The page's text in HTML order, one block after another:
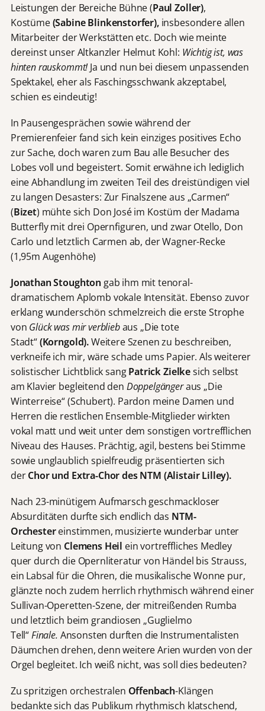
Leistungen der Bereiche Bühne (Paul Zoller),
Kostüme(Sabine Blinkenstorfer), insbesondere allen
Mitarbeiter der Werkstätten etc. Doch wie meinte
dereinst unser Altkanzler Helmut Kohl: Wichtig ist, was
hinten rauskommt!Ja und nun bei diesem unpassenden
Spektakel, eher als Faschingsschwank akzeptabel,
schien es eindeutig!
In Pausengesprächen sowie während der
Premierenfeier fand sich kein einziges positives Echo
zur Sache, doch waren zum Bau alle Besucher des
Lobes voll und begeistert. Somit erwähne ich lediglich
eine Abhandlung im zweiten Teil des dreistündigen viel
zu langen Desasters: Zur Finalszene aus „Carmen“
(Bizet) mühte sich Don José im Kostüm der Madama
Butterfly mit drei Opernfiguren, und zwar Otello, Don
Carlo und letztlich Carmen ab, der Wagner-Recke
(1,95m Augenhöhe)
Jonathan Stoughton gab ihm mit tenoral-
dramatischem Aplomb vokale Intensität. Ebenso zuvor
erklang wunderschön schmelzreich die erste Strophe
von Glück was mir verbliebaus „Die tote
Stadt“(Korngold).Weitere Szenen zu beschreiben,
verkneife ich mir, wäre schade ums Papier. Als weiterer
solistischer Lichtblick sangPatrick Zielkesich selbst
am Klavier begleitend den Doppelgängeraus „Die
Winterreise“ (Schubert). Pardon meine Damen und
Herren die restlichen Ensemble-Mitglieder wirkten
vokal matt und weit unter dem sonstigen vortrefflichen
Niveau des Hauses. Prächtig, agil, bestens bei Stimme
sowie unglaublich spielfreudig präsentierten sich
derChor und Extra-Chor des NTM (Alistair Lilley).
Nach 23-minütigem Aufmarsch geschmackloser
Absurditäten durfte sich endlich das NTM-
Orchestereinstimmen, musizierte wunderbar unter
Leitung von Clemens Heil ein vortreffliches Medley
quer durch die Opernliteratur von Händel bis Strauss,
ein Labsal für die Ohren, die musikalische Wonne pur,
glänzte noch zudem herrlich rhythmisch während einer
Sullivan-Operetten-Szene, der mitreißenden Rumba
und letztlich beim grandiosen „Guglielmo
Tell“Finale. Ansonsten durften die Instrumentalisten
Däumchen drehen, denn weitere Arien wurden von der
Orgel begleitet. Ich weiß nicht, was soll dies bedeuten?
Zu spritzigen orchestralen Offenbach-Klängen
bedankte sich das Publikum rhythmisch klatschend,